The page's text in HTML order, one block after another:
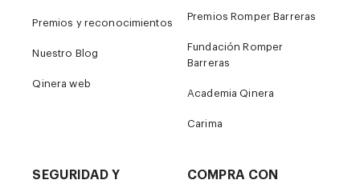
Premios y reconocimientos
Nuestro Blog
Qinera web
Premios Romper Barreras
Fundación Romper
Barreras
Academia Qinera
Carima
SEGURIDAD Y
COMPRA CON